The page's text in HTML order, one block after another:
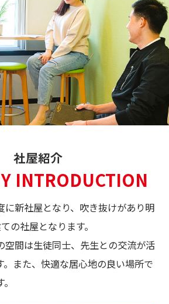
社屋紹介
INTRODUCTION
に新社屋となり、吹き抜けがあり明
の社屋となります。
空間は生徒同士、先生との交流が活
。また、快適な居心地の良い場所で